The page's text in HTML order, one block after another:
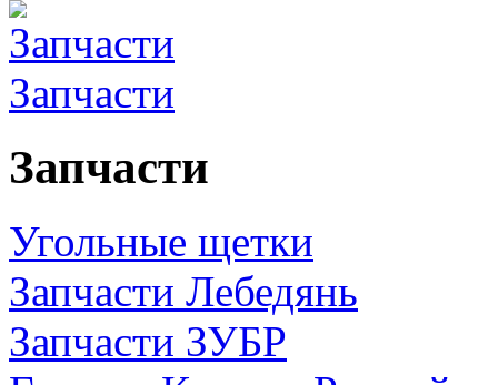
Запчасти
Запчасти
Угольные щетки
Запчасти Лебедянь
Запчасти ЗУБР